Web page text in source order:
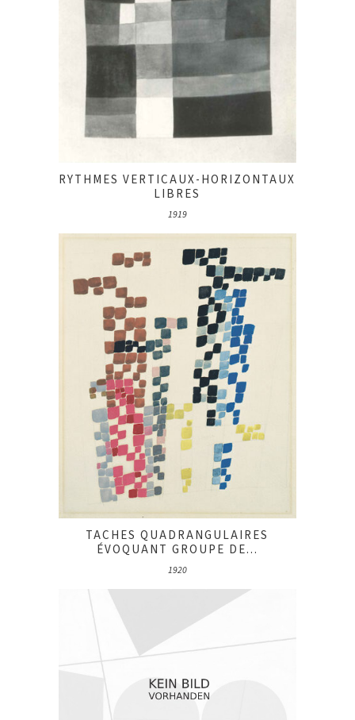
RYTHMES VERTICAUX-HORIZONTAUX
LIBRES
1919
TACHES QUADRANGULAIRES
ÉVOQUANT GROUPE DE...
1920